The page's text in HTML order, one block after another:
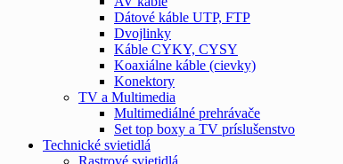
Dátové káble UTP, FTP
Dvojlinky
Káble CYKY, CYSY
Koaxiálne káble (cievky)
Konektory
TV a Multimedia
Multimediálné prehrávače
Set top boxy a TV príslušenstvo
Technické svietidlá
Rastrové svietidlá